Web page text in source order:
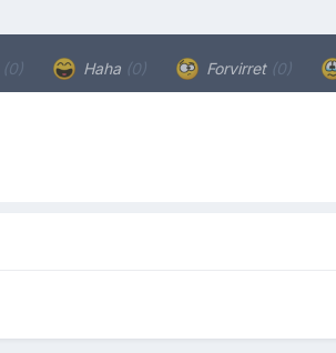
(0) Haha (0) Forvirret (0)